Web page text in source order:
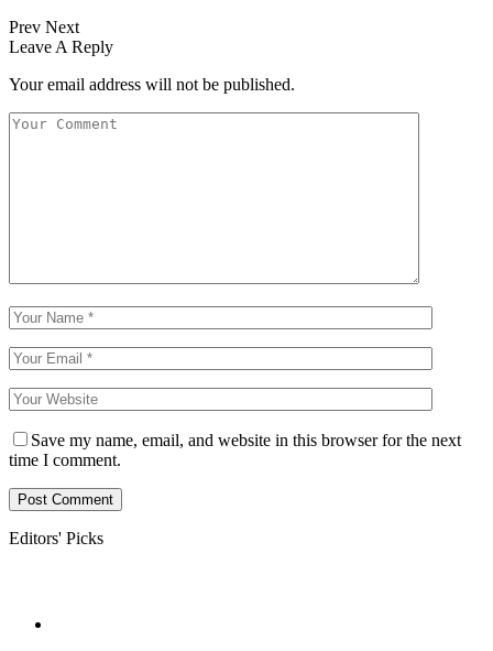
Prev Next
Leave A Reply
Your email address will not be published.
Save my name, email, and website in this browser for the next
time I comment.
Editors' Picks